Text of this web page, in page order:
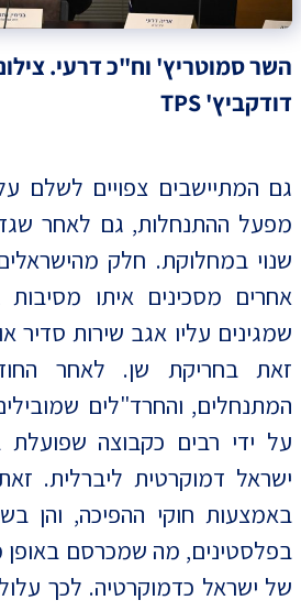
השר סמוטריץ' וח"כ דרעי.
דודקביץ' TPS
גם המתיישבים צפויים לשלם
מפעל ההתנחלות, גם לאחר
שנוי במחלוקת. חלק מהישראלים
אחרים מסכינים איתו מסיבות
שמגינים עליו אגב שירות סדיר
זאת בחריקת שן. לאחר
המתנחלים, והחרד"לים
על ידי רבים כקבוצה שפועלת
ישראל דמוקרטית ליברלית.
באמצעות חוקי ההפיכה, והן
בפלסטינים, מה שמכרסם
של ישראל כדמוקרטיה. לכך